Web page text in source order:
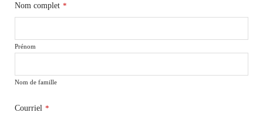
Nom complet *
Prénom
Nom de famille
Courriel *